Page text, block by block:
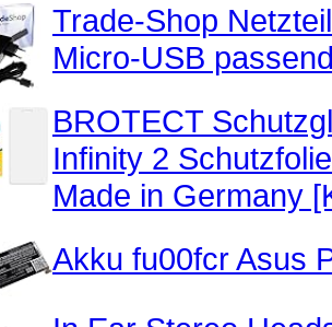
Trade-Shop
Micro-USB
BROTECT
Infinity 2
Made in Germany
Akku fu00fcr Asus